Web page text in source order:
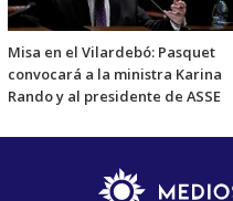
Misa en el Vilardebó: Pasquet
convocará a la ministra Karina
Rando y al presidente de ASSE